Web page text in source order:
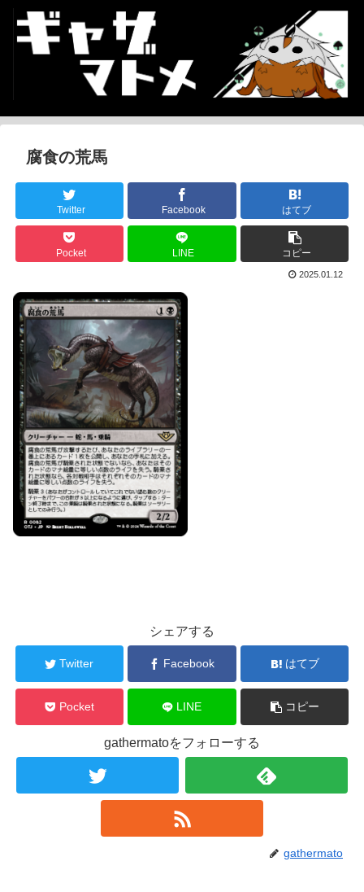
腐食の荒馬
Twitter Facebook はてブ
Pocket LINE コピー
2025.01.12
シェアする
Twitter Facebook はてブ
Pocket LINE コピー
gathermatoをフォローする
gathermato